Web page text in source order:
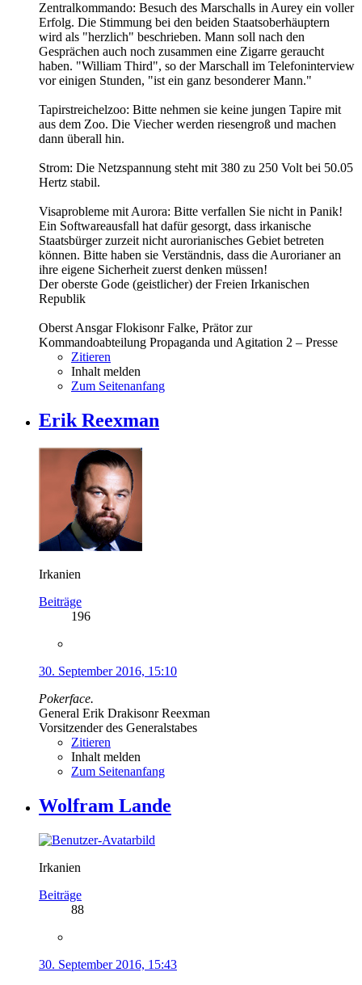
Zentralkommando: Besuch des Marschalls in Aurey ein voller
Erfolg. Die Stimmung bei den beiden Staatsoberhäuptern
wird als "herzlich" beschrieben. Mann soll nach den
Gesprächen auch noch zusammen eine Zigarre geraucht
haben. "William Third", so der Marschall im Telefoninterview
vor einigen Stunden, "ist ein ganz besonderer Mann."
Tapirstreichelzoo: Bitte nehmen sie keine jungen Tapire mit
aus dem Zoo. Die Viecher werden riesengroß und machen
dann überall hin.
Strom: Die Netzspannung steht mit 380 zu 250 Volt bei 50.05
Hertz stabil.
Visaprobleme mit Aurora: Bitte verfallen Sie nicht in Panik!
Ein Softwareausfall hat dafür gesorgt, dass irkanische
Staatsbürger zurzeit nicht aurorianisches Gebiet betreten
können. Bitte haben sie Verständnis, dass die Aurorianer an
ihre eigene Sicherheit zuerst denken müssen!
Der oberste Gode (geistlicher) der Freien Irkanischen
Republik
Oberst Ansgar Flokisonr Falke, Prätor zur
Kommandoabteilung Propaganda und Agitation 2 – Presse
Zitieren
Inhalt melden
Zum Seitenanfang
Erik Reexman
Irkanien
Beiträge
196
30. September 2016, 15:10
Pokerface.
General Erik Drakisonr Reexman
Vorsitzender des Generalstabes
Zitieren
Inhalt melden
Zum Seitenanfang
Wolfram Lande
Irkanien
Beiträge
88
30. September 2016, 15:43